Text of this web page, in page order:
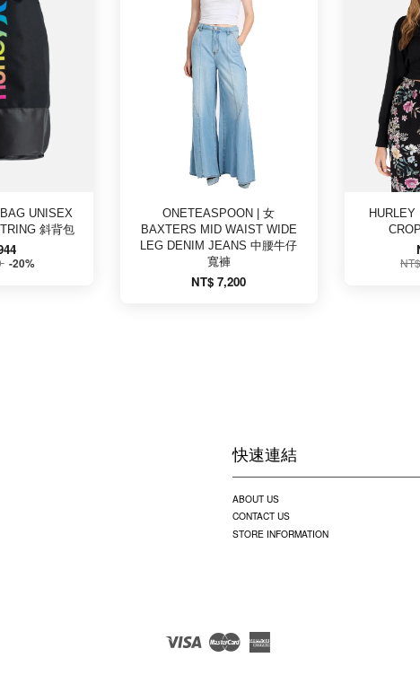
UNISEX
斜背包
-20%
ONETEASPOON | 女
BAXTERS MID WAIST WIDE
LEG DENIM JEANS 中腰牛仔
寬褲
NT$ 7,200
HURLEY
快速連結
ABOUT US
CONTACT US
STORE INFORMATION
Visa Master